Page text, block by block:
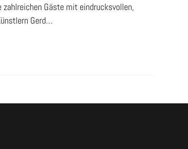
Gäste mit eindrucksvollen,
Gerd…